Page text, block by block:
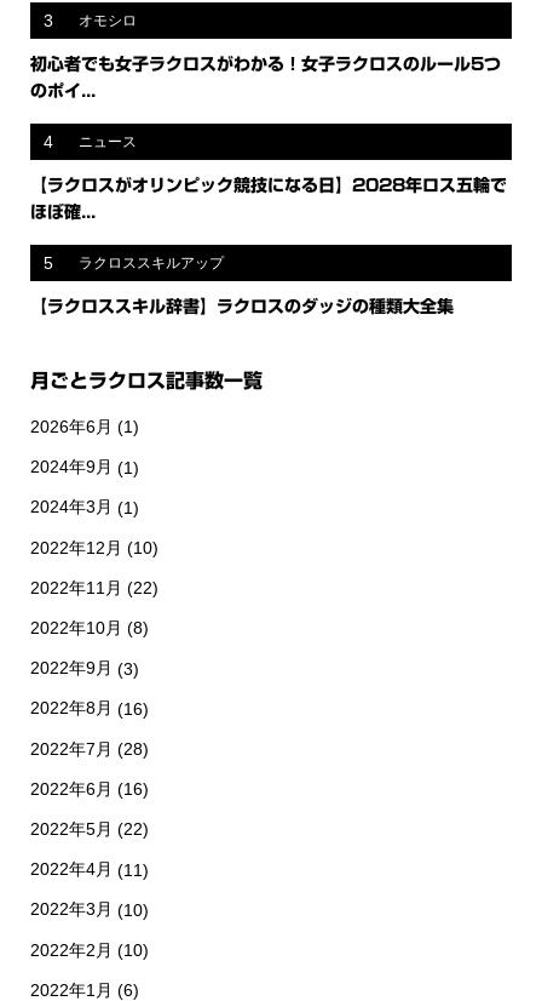
3 オモシロ
初心者でも女子ラクロスがわかる！女子ラクロスのルール5つ
のポイ...
4 ニュース
【ラクロスがオリンピック競技になる日】2028年ロス五輪で
ほぼ確...
5 ラクロススキルアップ
【ラクロススキル辞書】ラクロスのダッジの種類大全集
月ごとラクロス記事数一覧
2026年6月 (1)
2024年9月 (1)
2024年3月 (1)
2022年12月 (10)
2022年11月 (22)
2022年10月 (8)
2022年9月 (3)
2022年8月 (16)
2022年7月 (28)
2022年6月 (16)
2022年5月 (22)
2022年4月 (11)
2022年3月 (10)
2022年2月 (10)
2022年1月 (6)